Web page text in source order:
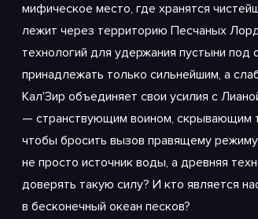
мифическое место, где хранятся
лежит через территорию Песчаных
технологий для удержания пустыни
принадлежать только сильнейшим, а
Кал'Зир объединяет свои усилия с
— странствующим воином, скрывающим
чтобы бросить вызов правящему
не просто источник воды, а древняя
доверять такую силу? И кто является
в бесконечный океан песков?